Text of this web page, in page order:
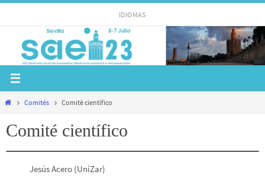
contenido
IDIOMAS
InicioComités Comité científico
Comité científico
Jesús Acero (UniZar)